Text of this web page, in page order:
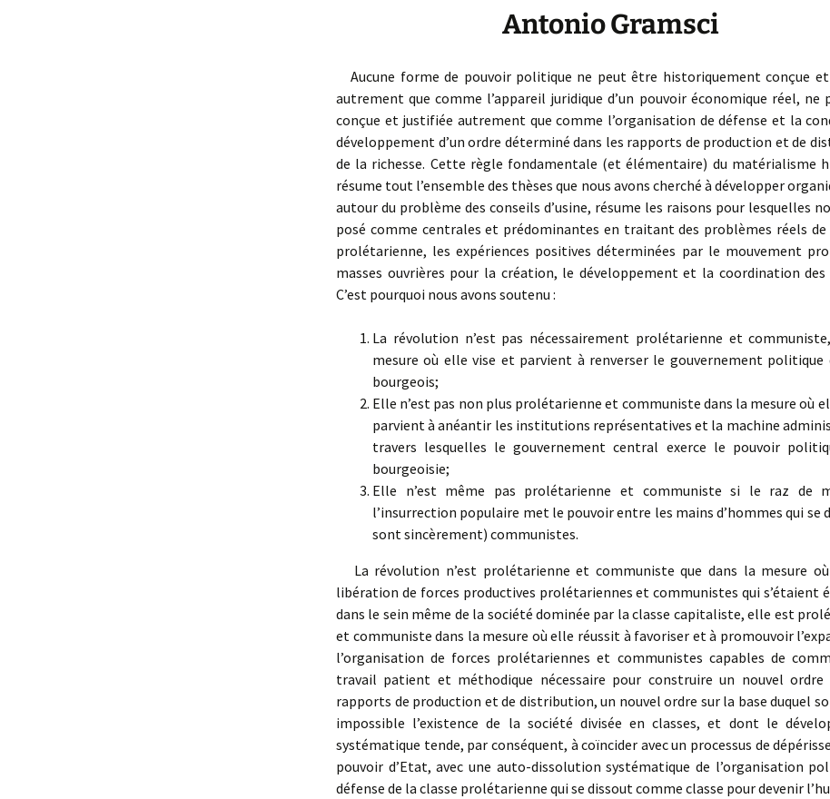
Antonio Gramsci
Aucune forme de pouvoir politique ne peut être historiquement conçue
autrement que comme l’appareil juridique d’un pouvoir économique réel, ne
conçue et justifiée autrement que comme l’organisation de défense et la
développement d’un ordre déterminé dans les rapports de production et de
de la richesse. Cette règle fondamentale (et élémentaire) du matérialisme
résume tout l’ensemble des thèses que nous avons cherché à développer
autour du problème des conseils d’usine, résume les raisons pour lesquelles
posé comme centrales et prédominantes en traitant des problèmes réels de
prolétarienne, les expériences positives déterminées par le mouvement
masses ouvrières pour la création, le développement et la coordination des
C’est pourquoi nous avons soutenu :
La révolution n’est pas nécessairement prolétarienne et
mesure où elle vise et parvient à renverser le gouvernement politique
bourgeois;
Elle n’est pas non plus prolétarienne et communiste dans la mesure où
parvient à anéantir les institutions représentatives et la machine
travers lesquelles le gouvernement central exerce le pouvoir
bourgeoisie;
Elle n’est même pas prolétarienne et communiste si le raz de
l’insurrection populaire met le pouvoir entre les mains d’hommes qui se
sont sincèrement) communistes.
La révolution n’est prolétarienne et communiste que dans la mesure
libération de forces productives prolétariennes et communistes qui s’étaient
dans le sein même de la société dominée par la classe capitaliste, elle est
et communiste dans la mesure où elle réussit à favoriser et à promouvoir
l’organisation de forces prolétariennes et communistes capables de
travail patient et méthodique nécessaire pour construire un nouvel ordre
rapports de production et de distribution, un nouvel ordre sur la base duquel
impossible l’existence de la société divisée en classes, et dont le
systématique tende, par conséquent, à coïncider avec un processus de
pouvoir d’Etat, avec une auto-dissolution systématique de l’organisation
défense de la classe prolétarienne qui se dissout comme classe pour devenir